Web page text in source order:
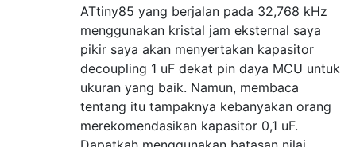
ATtiny85 yang berjalan pada 32,768 kHz
menggunakan kristal jam eksternal saya
pikir saya akan menyertakan kapasitor
decoupling 1 uF dekat pin daya MCU untuk
ukuran yang baik. Namun, membaca
tentang itu tampaknya kebanyakan orang
merekomendasikan kapasitor 0,1 uF.